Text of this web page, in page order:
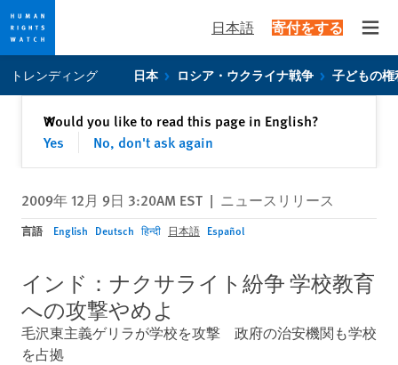
privacy
content
日本語 寄付をする
トレンディング 日本 ロシア・ウクライナ戦争 子どもの権
Would you like to read this page in English?
Yes
No, don't ask again
✕閉じる
2009年 12月 9日 3:20AM EST | ニュースリリース
言語 English Deutsch हिन्दी 日本語 Español
インド：ナクサライト紛争 学校教育
への攻撃やめよ
毛沢東主義ゲリラが学校を攻撃 政府の治安機関も学校
を占拠